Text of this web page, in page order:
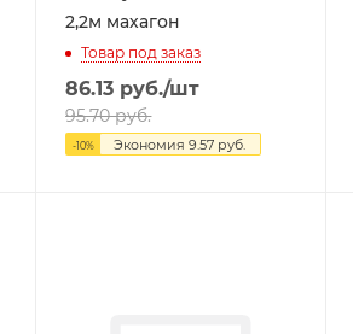
2,2м махагон
Товар под заказ
86.13 руб./шт
95.70руб.
-10% Экономия9.57 руб.